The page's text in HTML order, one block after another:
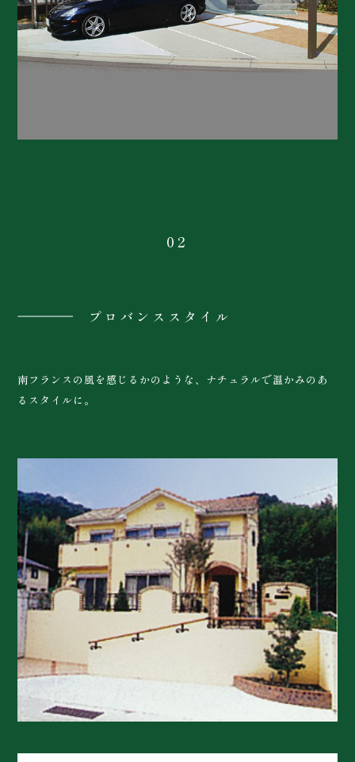
02
プロバンススタイル
南フランスの風を感じるかのような、ナチュラルで温かみのあ
るスタイルに。